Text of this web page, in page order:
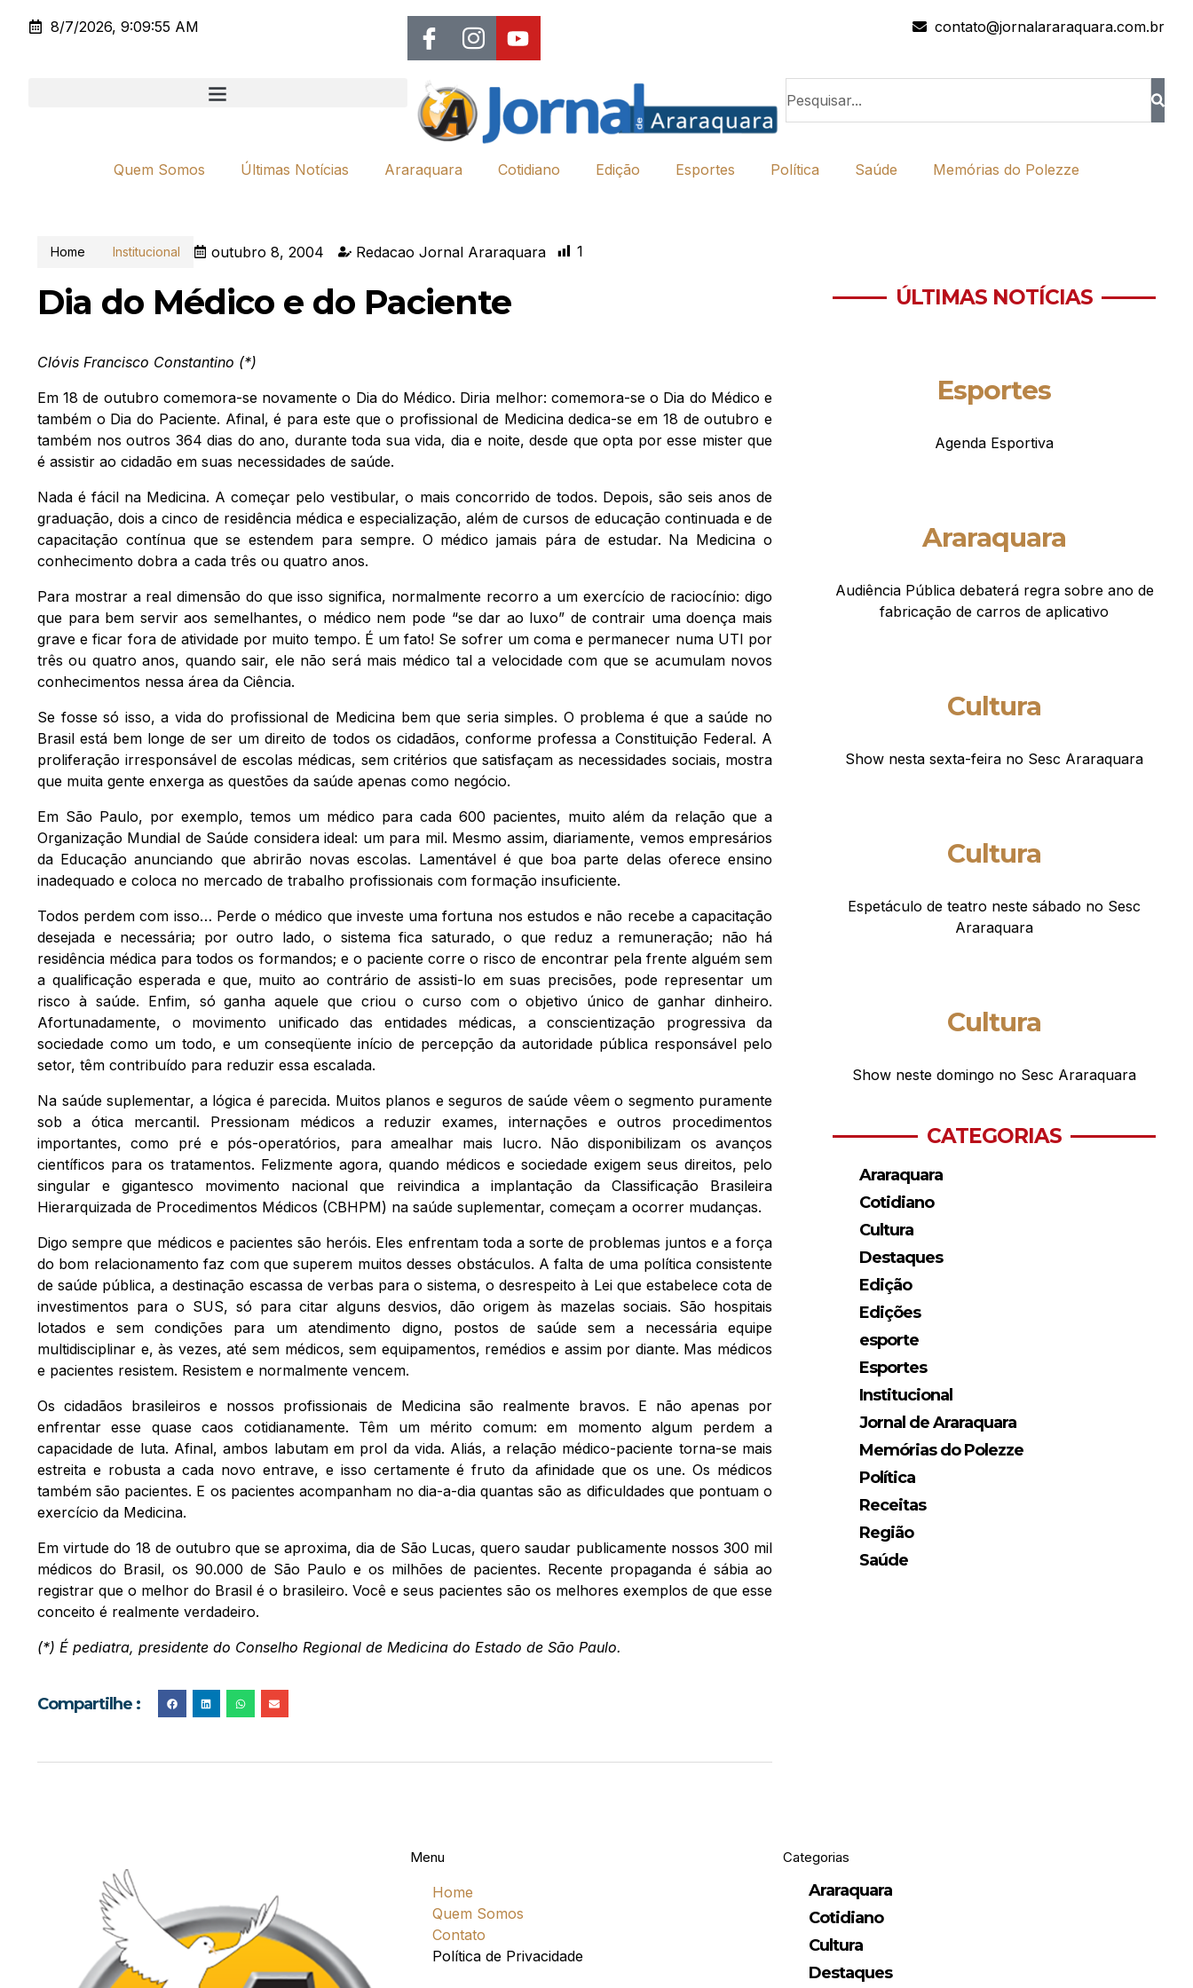
8/7/2026, 9:09:55 AM contato@jornalararaquara.com.br
Quem Somos Últimas Notícias Araraquara Cotidiano Edição Esportes Política Saúde Memórias do Polezze
Home Institucional outubro 8, 2004 Redacao Jornal Araraquara 1
Dia do Médico e do Paciente
Clóvis Francisco Constantino (*)
Em 18 de outubro comemora-se novamente o Dia do Médico. Diria melhor: comemora-se o Dia do Médico e
também o Dia do Paciente. Afinal, é para este que o profissional de Medicina dedica-se em 18 de outubro e
também nos outros 364 dias do ano, durante toda sua vida, dia e noite, desde que opta por esse mister que
é assistir ao cidadão em suas necessidades de saúde.
Nada é fácil na Medicina. A começar pelo vestibular, o mais concorrido de todos. Depois, são seis anos de
graduação, dois a cinco de residência médica e especialização, além de cursos de educação continuada e de
capacitação contínua que se estendem para sempre. O médico jamais pára de estudar. Na Medicina o
conhecimento dobra a cada três ou quatro anos.
Para mostrar a real dimensão do que isso significa, normalmente recorro a um exercício de raciocínio: digo
que para bem servir aos semelhantes, o médico nem pode “se dar ao luxo” de contrair uma doença mais
grave e ficar fora de atividade por muito tempo. É um fato! Se sofrer um coma e permanecer numa UTI por
três ou quatro anos, quando sair, ele não será mais médico tal a velocidade com que se acumulam novos
conhecimentos nessa área da Ciência.
Se fosse só isso, a vida do profissional de Medicina bem que seria simples. O problema é que a saúde no
Brasil está bem longe de ser um direito de todos os cidadãos, conforme professa a Constituição Federal. A
proliferação irresponsável de escolas médicas, sem critérios que satisfaçam as necessidades sociais, mostra
que muita gente enxerga as questões da saúde apenas como negócio.
Em São Paulo, por exemplo, temos um médico para cada 600 pacientes, muito além da relação que a
Organização Mundial de Saúde considera ideal: um para mil. Mesmo assim, diariamente, vemos empresários
da Educação anunciando que abrirão novas escolas. Lamentável é que boa parte delas oferece ensino
inadequado e coloca no mercado de trabalho profissionais com formação insuficiente.
Todos perdem com isso… Perde o médico que investe uma fortuna nos estudos e não recebe a capacitação
desejada e necessária; por outro lado, o sistema fica saturado, o que reduz a remuneração; não há
residência médica para todos os formandos; e o paciente corre o risco de encontrar pela frente alguém sem
a qualificação esperada e que, muito ao contrário de assisti-lo em suas precisões, pode representar um
risco à saúde. Enfim, só ganha aquele que criou o curso com o objetivo único de ganhar dinheiro.
Afortunadamente, o movimento unificado das entidades médicas, a conscientização progressiva da
sociedade como um todo, e um conseqüente início de percepção da autoridade pública responsável pelo
setor, têm contribuído para reduzir essa escalada.
Na saúde suplementar, a lógica é parecida. Muitos planos e seguros de saúde vêem o segmento puramente
sob a ótica mercantil. Pressionam médicos a reduzir exames, internações e outros procedimentos
importantes, como pré e pós-operatórios, para amealhar mais lucro. Não disponibilizam os avanços
científicos para os tratamentos. Felizmente agora, quando médicos e sociedade exigem seus direitos, pelo
singular e gigantesco movimento nacional que reivindica a implantação da Classificação Brasileira
Hierarquizada de Procedimentos Médicos (CBHPM) na saúde suplementar, começam a ocorrer mudanças.
Digo sempre que médicos e pacientes são heróis. Eles enfrentam toda a sorte de problemas juntos e a força
do bom relacionamento faz com que superem muitos desses obstáculos. A falta de uma política consistente
de saúde pública, a destinação escassa de verbas para o sistema, o desrespeito à Lei que estabelece cota de
investimentos para o SUS, só para citar alguns desvios, dão origem às mazelas sociais. São hospitais
lotados e sem condições para um atendimento digno, postos de saúde sem a necessária equipe
multidisciplinar e, às vezes, até sem médicos, sem equipamentos, remédios e assim por diante. Mas médicos
e pacientes resistem. Resistem e normalmente vencem.
Os cidadãos brasileiros e nossos profissionais de Medicina são realmente bravos. E não apenas por
enfrentar esse quase caos cotidianamente. Têm um mérito comum: em momento algum perdem a
capacidade de luta. Afinal, ambos labutam em prol da vida. Aliás, a relação médico-paciente torna-se mais
estreita e robusta a cada novo entrave, e isso certamente é fruto da afinidade que os une. Os médicos
também são pacientes. E os pacientes acompanham no dia-a-dia quantas são as dificuldades que pontuam o
exercício da Medicina.
Em virtude do 18 de outubro que se aproxima, dia de São Lucas, quero saudar publicamente nossos 300 mil
médicos do Brasil, os 90.000 de São Paulo e os milhões de pacientes. Recente propaganda é sábia ao
registrar que o melhor do Brasil é o brasileiro. Você e seus pacientes são os melhores exemplos de que esse
conceito é realmente verdadeiro.
(*) É pediatra, presidente do Conselho Regional de Medicina do Estado de São Paulo.
Compartilhe :
ÚLTIMAS NOTÍCIAS
Esportes
Agenda Esportiva
Araraquara
Audiência Pública debaterá regra sobre ano de
fabricação de carros de aplicativo
Cultura
Show nesta sexta-feira no Sesc Araraquara
Cultura
Espetáculo de teatro neste sábado no Sesc
Araraquara
Cultura
Show neste domingo no Sesc Araraquara
CATEGORIAS
Araraquara
Cotidiano
Cultura
Destaques
Edição
Edições
esporte
Esportes
Institucional
Jornal de Araraquara
Memórias do Polezze
Política
Receitas
Região
Saúde
Menu
Home
Quem Somos
Contato
Política de Privacidade
Categorias
Araraquara
Cotidiano
Cultura
Destaques